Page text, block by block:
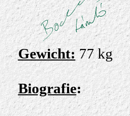
Gewicht: 77 kg
Biografie: